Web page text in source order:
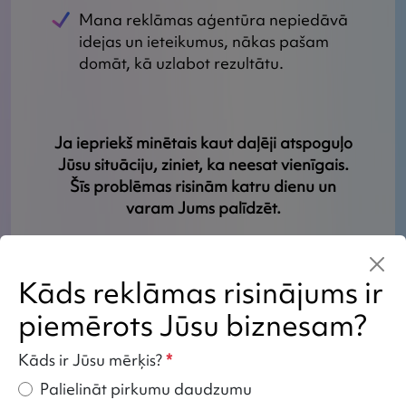
Mana reklāmas aģentūra nepiedāvā
idejas un ieteikumus, nākas pašam
domāt, kā uzlabot rezultātu.
Ja iepriekš minētais kaut daļēji atspoguļo
Jūsu situāciju, ziniet, ka neesat vienīgais.
Šīs problēmas risinām katru dienu un
varam Jums palīdzēt.
Jūsu ieguvumi, uzticot mums
TikTok reklāmu
Kāds reklāmas risinājums ir
piemērots Jūsu biznesam?
Kāds ir Jūsu mērķis?*
Palielināt pirkumu daudzumu